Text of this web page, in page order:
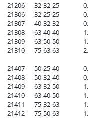
21206	  32-32-25                0.285		3buc/punga
21306	  32-25-25                0.227		3buc/punga
21307	  40-32-32                0.532		1buc/punga
21308	  63-40-40                1.312		1buc/punga
21309	  63-50-50                1.487		1buc/punga
21310	  75-63-63                2.304		1buc/punga
21407	  50-25-40                0.723		1buc/punga
21408	  50-32-40                0.793		1buc/punga
21409	  63-32-50                1.140		1buc/punga
21410	  63-40-50                1.365		1buc/punga
21411	  75-32-63                1.611		1buc/punga
21412	  75-50-63                1.974		1buc/punga